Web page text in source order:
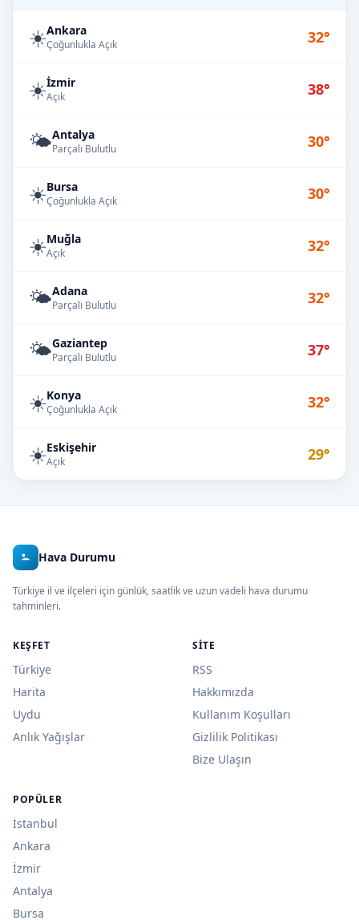
☀️Ankara
Çoğunlukla Açık 32°
☀️İzmir
Açık 38°
🌤️Antalya
Parçalı Bulutlu 30°
☀️Bursa
Çoğunlukla Açık 30°
☀️Muğla
Açık 32°
🌤️Adana
Parçalı Bulutlu 32°
🌤️Gaziantep
Parçalı Bulutlu 37°
☀️Konya
Çoğunlukla Açık 32°
☀️Eskişehir
Açık 29°
Hava Durumu
Türkiye il ve ilçeleri için günlük, saatlik ve uzun vadeli hava durumu
tahminleri.
KEŞFET
Türkiye
Harita
Uydu
Anlık Yağışlar
SITE
RSS
Hakkımızda
Kullanım Koşulları
Gizlilik Politikası
Bize Ulaşın
POPÜLER
İstanbul
Ankara
İzmir
Antalya
Bursa